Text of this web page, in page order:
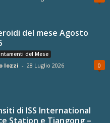
del mese Agosto
del Mese
Iozzi - 28 Luglio 2026 0
di ISS International
Station e Tiangong –